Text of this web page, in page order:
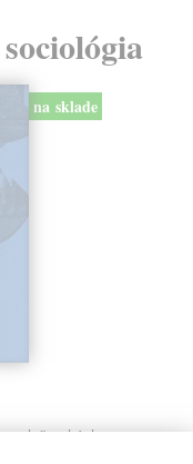
na sklade
společenských